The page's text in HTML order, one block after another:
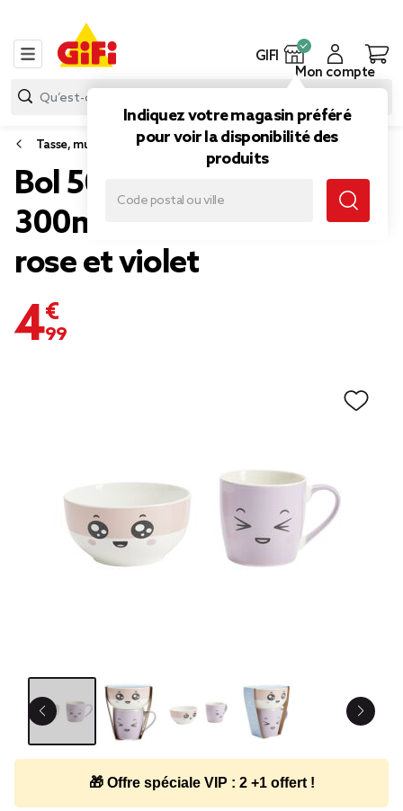
GIFI
Indiquez votre magasin préféré
pour voir la disponibilité des
produits
Mon compte
Tasse, mug et bol
Bol 500ml avec mug
300ml kawaii porcelaine
rose et violet
4,99 €
🎁 Offre spéciale VIP : 2 +1 offert !